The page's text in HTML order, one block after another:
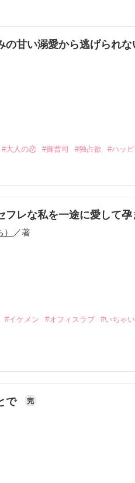
の甘い溺愛から逃げられな
#大人の恋 #御曹司 #独占欲 #ハッ
しまう。
た。
フレな私を一途に愛して孕
／著
#イケメン #オフィスラブ
#いちゃ
の関係となる。
再会。なんと彼の正体は、とあ
、社内でも冷徹だと評判な社長
、猫の世話を口実にしばしば呼び
で 完